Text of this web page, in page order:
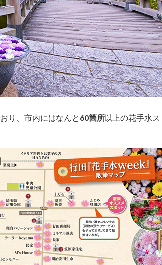
り、市内にはなんと 60箇所以上の花手水ス